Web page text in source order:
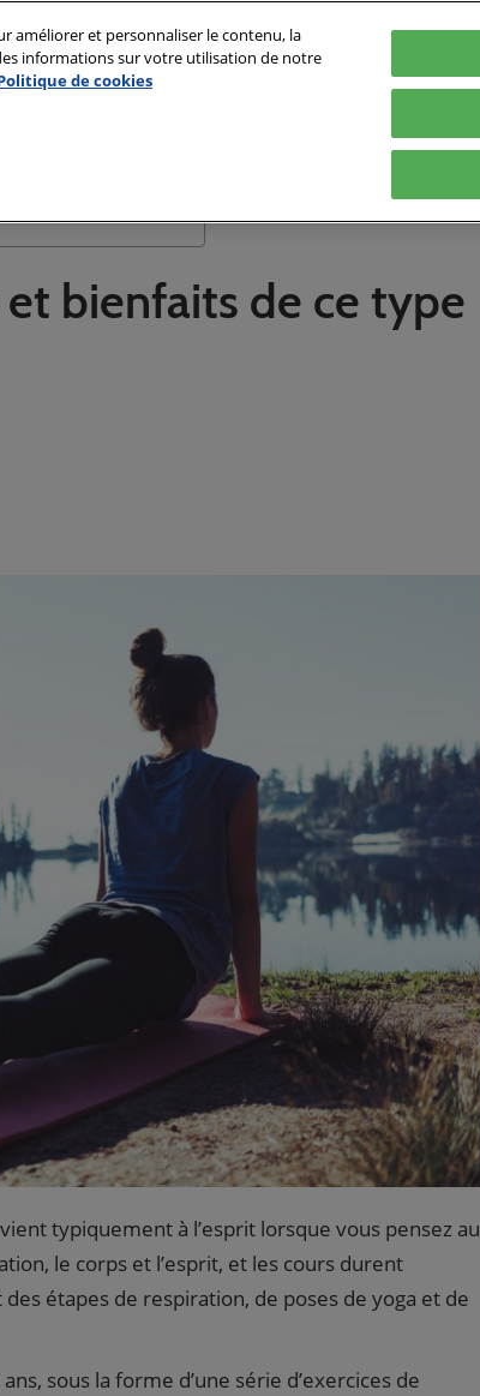
Nutrition Sportive
Rechercher
bienfaits de ce type
typiquement à l’esprit lorsque vous pensez au
le corps et l’esprit, et les cours durent
étapes de respiration, de poses de yoga et de
sous la forme d’une série d’exercices de
améliorer et personnaliser le contenu, la
informations sur votre utilisation de notre
de cookies